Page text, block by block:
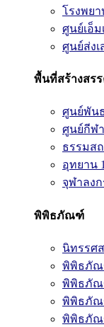
โรงพย
ศูนย์เอ็ม
ศูนย์ส่ง
พื้นที่สร้างสร
ศูนย์พัน
ศูนย์กีฬ
ธรรมส
อุทยาน
จุฬาลง
พิพิธภัณฑ์
นิทรรศ
พิพิธภัณ
พิพิธภัณ
พิพิธภั
พิพิธภัณ